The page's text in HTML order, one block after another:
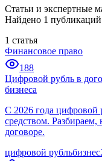
Статьи и экспертные
Найдено 1
1 статья
Финансовое право
188
Цифровой рубль в
бизнеса
С 2026 года цифровой
средством. Разбираем,
договоре.
цифровой рубльбизнес